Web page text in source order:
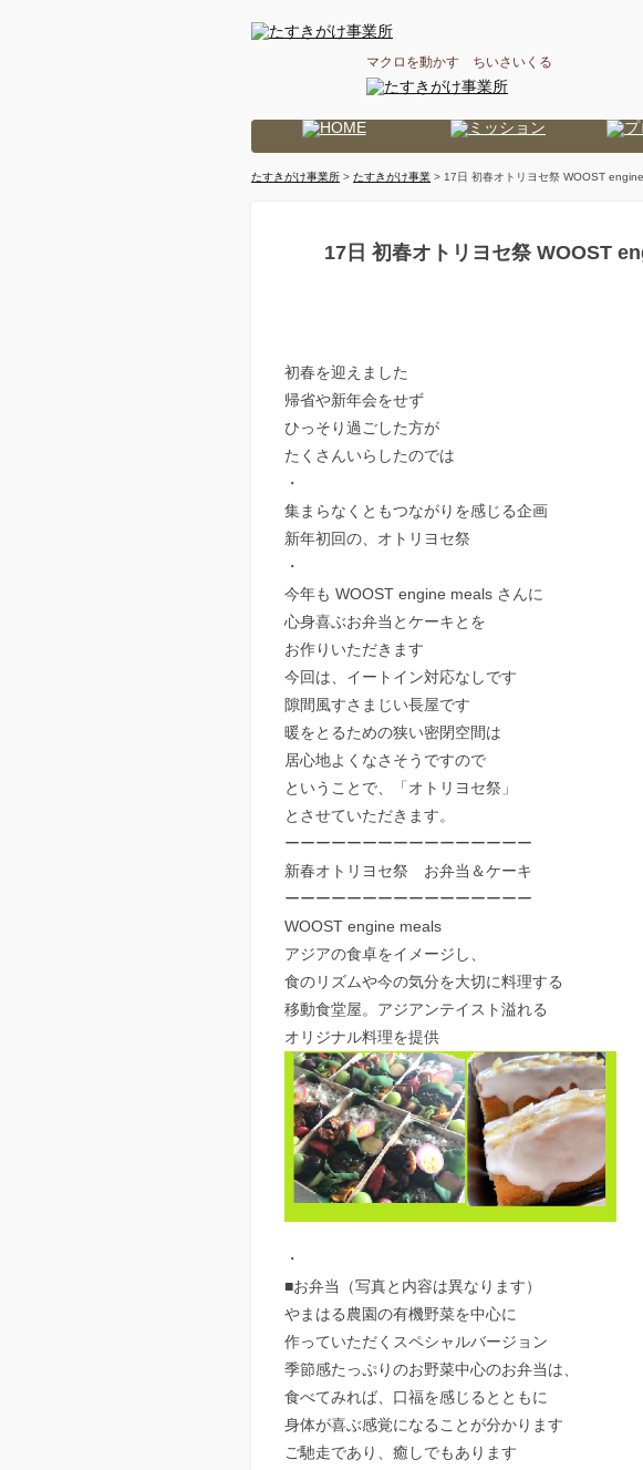
マクロを動かす ちいさいくる
たすきがけ事業所 > たすきがけ事業 > 17日 初春オトリヨセ祭 WOOST
17日 初春オトリヨセ祭 WOOST
初春を迎えました
帰省や新年会をせず
ひっそり過ごした方が
たくさんいらしたのでは
・
集まらなくともつながりを感じる企画
新年初回の、オトリヨセ祭
・
今年も WOOST engine meals さんに
心身喜ぶお弁当とケーキとを
お作りいただきます
今回は、イートイン対応なしです
隙間風すさまじい長屋です
暖をとるための狭い密閉空間は
居心地よくなさそうですので
ということで、「オトリヨセ祭」
とさせていただきます。
ーーーーーーーーーーーーーーーー
新春オトリヨセ祭 お弁当＆ケーキ
ーーーーーーーーーーーーーーーー
WOOST engine meals
アジアの食卓をイメージし、
食のリズムや今の気分を大切に料理する
移動食堂屋。アジアンテイスト溢れる
オリジナル料理を提供
・
■お弁当（写真と内容は異なります）
やまはる農園の有機野菜を中心に
作っていただくスペシャルバージョン
季節感たっぷりのお野菜中心のお弁当は、
食べてみれば、口福を感じるとともに
身体が喜ぶ感覚になることが分かります
ご馳走であり、癒しでもあります